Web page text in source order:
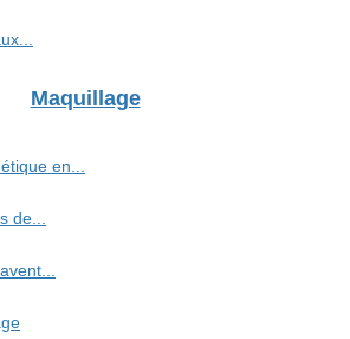
Maquillage
en...
de...